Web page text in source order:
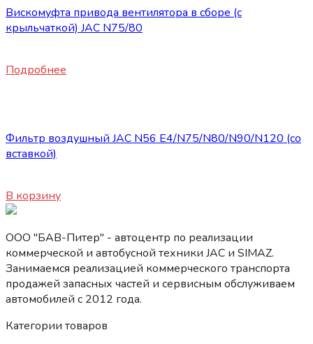
Вискомуфта привода вентилятора в сборе (с
крыльчаткой) JAC N75/80
Подробнее
Фильтр воздушный JAC N56 E4/N75/N80/N90/N120 (со
вставкой)
В корзину
ООО "БАВ-Питер" - автоцентр по реализации
коммерческой и автобусной техники JAC и SIMAZ.
Занимаемся реализацией коммерческого транспорта
продажей запасных частей и сервисным обслуживаем
автомобилей c 2012 года.
Категории товаров